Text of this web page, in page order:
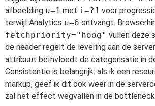
afbeelding u=1 met i=?1 voor
terwijl Analytics u=6 ontvangt.
fetchpriority="hoog" vullen deze
de header regelt de levering aan de
attribuut beïnvloedt de categorisatie in
Consistentie is belangrijk: als ik een
markup, geef ik dit ook weer in de
zal het effect wegvallen in de